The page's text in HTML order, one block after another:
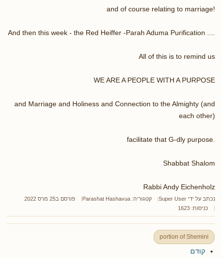
and of course relating to marriage!
And then this week - the Red Heiffer -Parah Aduma Purification ....
All of this is to remind us
WE ARE A PEOPLE WITH A PURPOSE
and Marriage and Holiness and Connection to the Almighty (and
each other)
facilitate that G-dly purpose.
Shabbat Shalom
Rabbi Andy Eichenholz
נכתב על ידי Super User קטגוריה: Parashat Hashavua
פורסם ב25 מרס 2022
כניסות: 1623
portion of Shemini
קודם